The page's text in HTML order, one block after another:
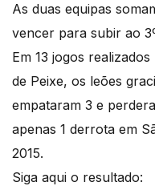
As duas equipas
vencer para subir ao
Em 13 jogos
de Peixe, os leões
empataram 3 e
apenas 1 derrota em
2015.
Siga aqui o resultado: